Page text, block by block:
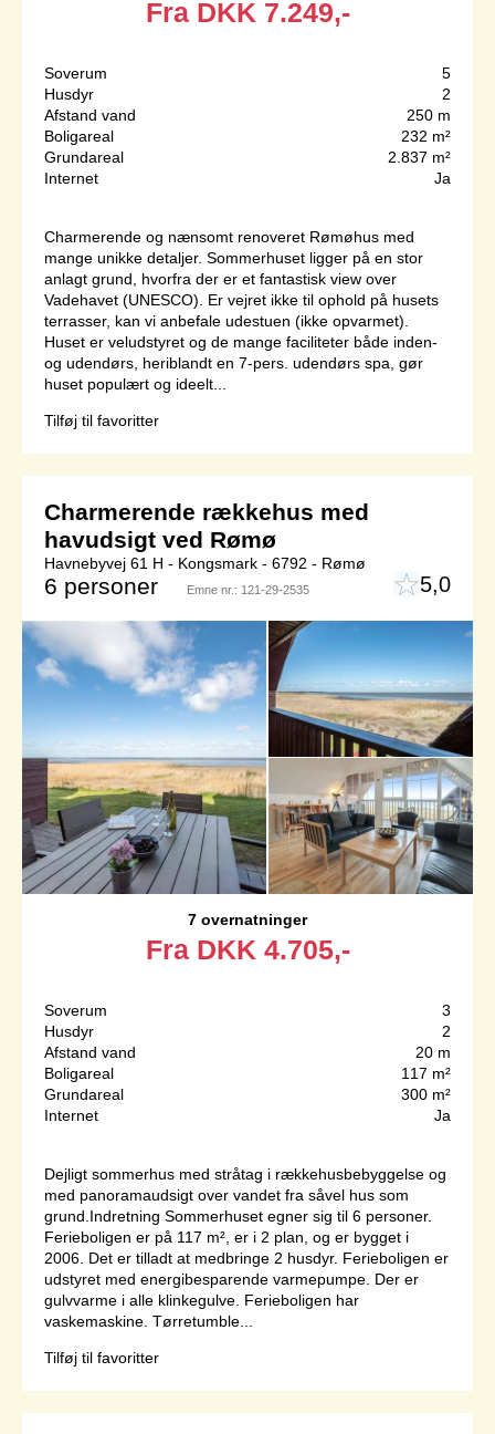
Fra DKK 7.249,-
Soverum
5
Husdyr
2
Afstand vand
250 m
Boligareal
232 m²
Grundareal
2.837 m²
Internet
Ja
Charmerende og nænsomt renoveret Rømøhus med
mange unikke detaljer. Sommerhuset ligger på en stor
anlagt grund, hvorfra der er et fantastisk view over
Vadehavet (UNESCO). Er vejret ikke til ophold på husets
terrasser, kan vi anbefale udestuen (ikke opvarmet).
Huset er veludstyret og de mange faciliteter både inden-
og udendørs, heriblandt en 7-pers. udendørs spa, gør
huset populært og ideelt...
Tilføj til favoritter
Charmerende rækkehus med
havudsigt ved Rømø
Havnebyvej 61 H - Kongsmark - 6792 - Rømø
6 personer Emne nr.: 121-29-2535 5,0
7 overnatninger
Fra DKK 4.705,-
Soverum
3
Husdyr
2
Afstand vand
20 m
Boligareal
117 m²
Grundareal
300 m²
Internet
Ja
Dejligt sommerhus med stråtag i rækkehusbebyggelse og
med panoramaudsigt over vandet fra såvel hus som
grund.Indretning Sommerhuset egner sig til 6 personer.
Ferieboligen er på 117 m², er i 2 plan, og er bygget i
2006. Det er tilladt at medbringe 2 husdyr. Ferieboligen er
udstyret med energibesparende varmepumpe. Der er
gulvvarme i alle klinkegulve. Ferieboligen har
vaskemaskine. Tørretumble...
Tilføj til favoritter